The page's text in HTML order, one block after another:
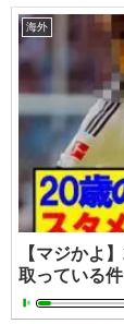
海外
【マジかよ
取っている件